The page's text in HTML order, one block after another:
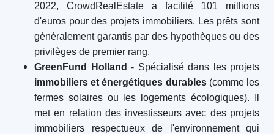
2022, CrowdRealEstate a facilité 101 millions
d'euros pour des projets immobiliers. Les prêts sont
généralement garantis par des hypothèques ou des
privilèges de premier rang.
GreenFund Holland - Spécialisé dans les projets
immobiliers et énergétiques durables(comme les
fermes solaires ou les logements écologiques). Il
met en relation des investisseurs avec des projets
immobiliers respectueux de l'environnement qui